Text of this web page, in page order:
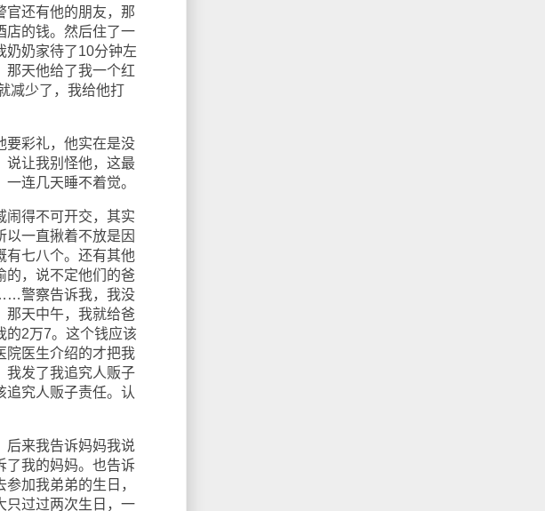
官还有他的朋友，那
店的钱。然后住了一
奶奶家待了10分钟左
那天他给了我一个红
减少了，我给他打
彩礼，他实在是没
说让我别怪他，这最
连几天睡不着觉。
得不可开交，其实
一直揪着不放是因
有七八个。还有其他
的，说不定他们的爸
警察告诉我，我没
那天中午，我就给爸
的2万7。这个钱应该
院医生介绍的才把我
我发了我追究人贩子
追究人贩子责任。认
来我告诉妈妈我说
了我的妈妈。也告诉
加我弟弟的生日，
只过过两次生日，一